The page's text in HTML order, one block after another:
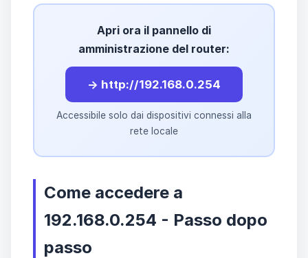
Apri ora il pannello di
amministrazione del router:
→ http://192.168.0.254
Accessibile solo dai dispositivi connessi alla
rete locale
Come accedere a
192.168.0.254 - Passo dopo
passo